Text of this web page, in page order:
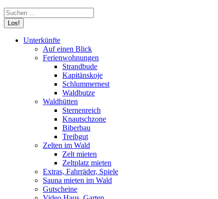
Search:
Unterkünfte
Auf einen Blick
Ferienwohnungen
Strandbude
Kapitänskoje
Schlummernest
Waldbutze
Waldhütten
Sternenreich
Knautschzone
Biberbau
Treibgut
Zelten im Wald
Zelt mieten
Zeltplatz mieten
Extras, Fahrräder, Spiele
Sauna mieten im Wald
Gutscheine